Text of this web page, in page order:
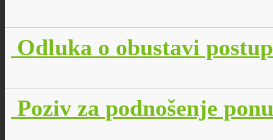
Odluka o obustavi
Poziv za podnošenje